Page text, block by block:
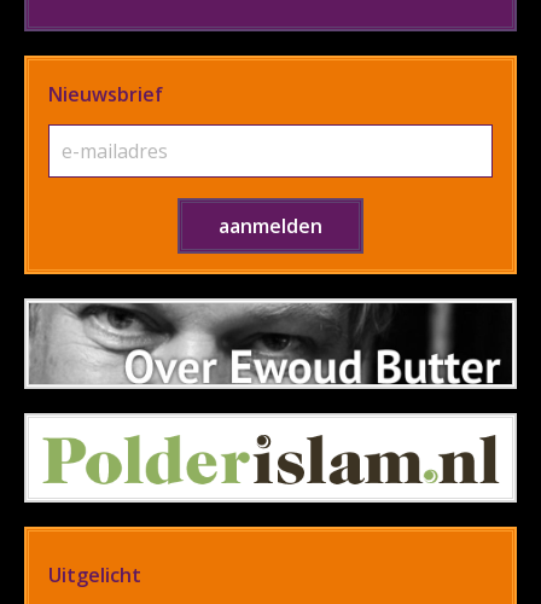
Nieuwsbrief
Uitgelicht